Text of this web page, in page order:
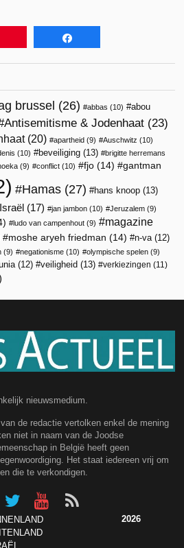
brussel (26) abbas (10)
abou
Antisemitisme & Jodenhaat (23)
(20) apartheid (9) Auschwitz (10)
(10) beveiliging (13)
brigitte herremans
(9) conflict (10) fjo (14) gantman
Hamas (27) hans knoop (13)
Israël (17) jan jambon (10) Jeruzalem (9)
ludo van campenhout (9)
magazine
moshe aryeh friedman (14) n-va (12)
(9) negationisme (10) olympische spelen (9)
(12) veiligheid (13) verkiezingen (11)
nieuwsmedium.
de redactie vertolken enkel de mening
niet in naam van de Joodse
in België heeft geen
Het staat iedereen vrij om
die te verkondigen.
2026